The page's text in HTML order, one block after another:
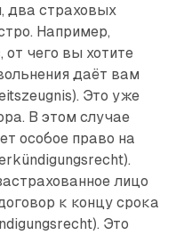
два страховых
Например,
от чего вы хотите
даёт вам
Это уже
В этом случае
особое право на
лицо
к концу срока
Это